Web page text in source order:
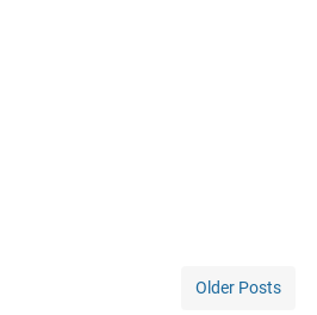
Older Posts